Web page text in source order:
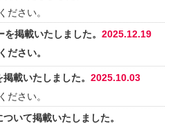
ださい。
掲載いたしました。 2025.12.19
ださい。
載いたしました。 2025.10.03
ださい。
いて掲載いたしました。